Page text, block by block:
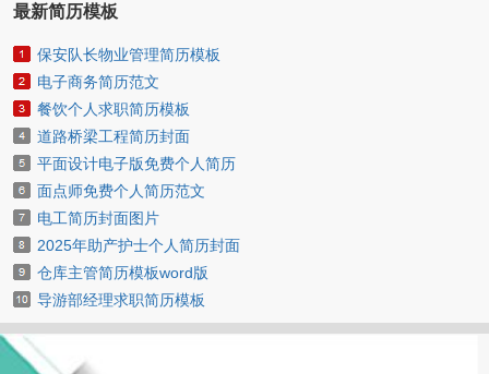
最新简历模板
保安队长物业管理简历模板
电子商务简历范文
餐饮个人求职简历模板
道路桥梁工程简历封面
平面设计电子版免费个人简历
面点师免费个人简历范文
电工简历封面图片
2025年助产护士个人简历封面
仓库主管简历模板word版
导游部经理求职简历模板